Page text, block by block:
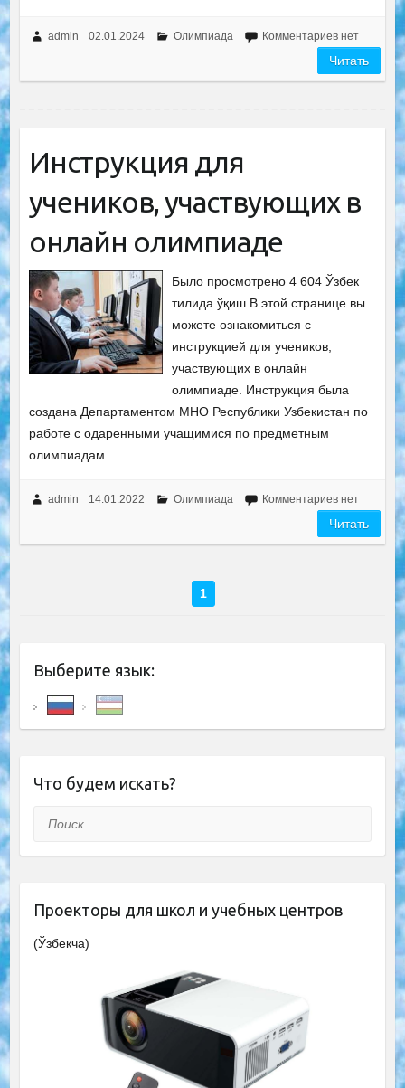
admin 02.01.2024 Олимпиада Комментариев нет
Читать
Инструкция для
учеников, участвующих в
онлайн олимпиаде
Было просмотрено 4 604 Ўзбек
тилида ўқиш В этой странице вы
можете ознакомиться с
инструкцией для учеников,
участвующих в онлайн
олимпиаде. Инструкция была
создана Департаментом МНО Республики Узбекистан по
работе с одаренными учащимися по предметным
олимпиадам.
admin 14.01.2022 Олимпиада Комментариев нет
Читать
1
Выберите язык:
Что будем искать?
Поиск
Проекторы для школ и учебных центров
(Ўзбекча)